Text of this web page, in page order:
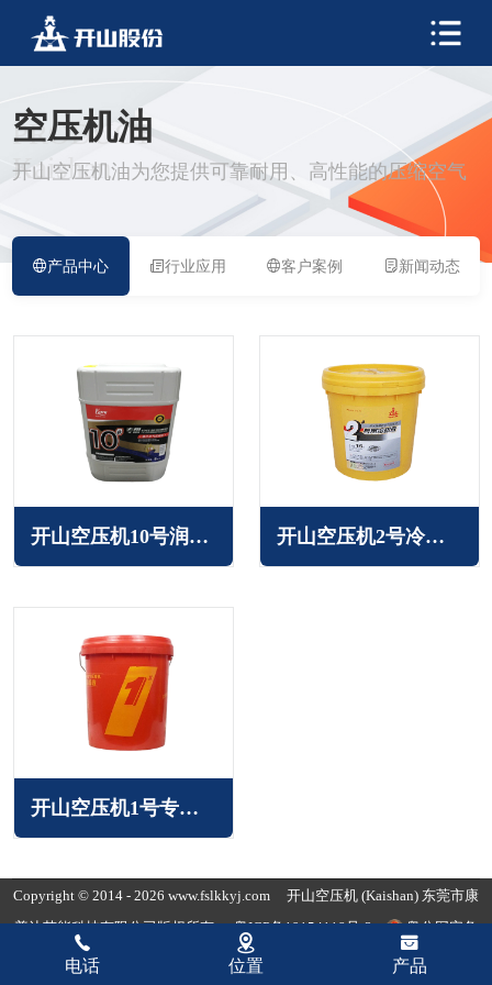
PRODUCT
Kaishan
空压机油
开山空压机油为您提供可靠耐用、高性能的压缩空气
产品中心 行业应用 客户案例 新闻动态
开山空压机10号润滑油/冷却液 开山空压机2号冷却液/专用润滑油
开山空压机1号专用润滑油/冷却液
电话 位置 产品
Copyright © 2014 - 2026 www.fslkkyj.com 开山空压机 (Kaishan) 东莞市康
普达节能科技有限公司版权所有
粤ICP备19154118号-3
粤公网安备
44190002007780